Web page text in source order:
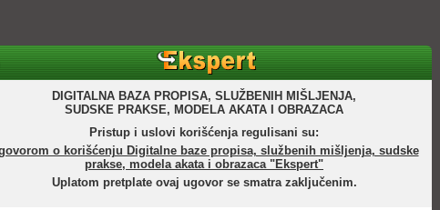
DIGITALNA BAZA PROPISA, SLUŽBENIH MIŠLJENJA,
SUDSKE PRAKSE, MODELA AKATA I OBRAZACA
Pristup i uslovi korišćenja regulisani su:
o korišćenju Digitalne baze propisa, službenih mišljenja, sudske
prakse, modela akata i obrazaca "Ekspert"
Uplatom pretplate ovaj ugovor se smatra zaključenim.